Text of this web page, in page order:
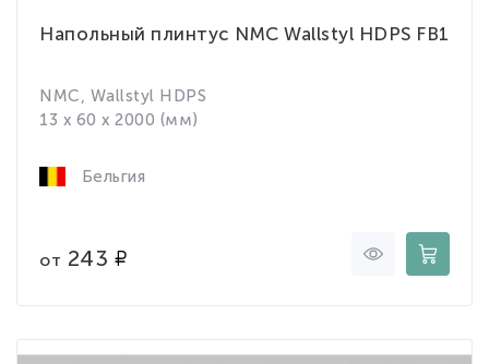
Напольный плинтус NMC Wallstyl HDPS FB1
NMC, Wallstyl HDPS
13 x 60 x 2000 (мм)
Бельгия
от 243